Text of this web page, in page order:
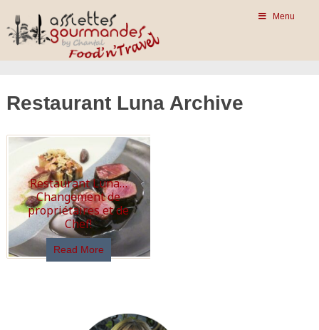
Menu
Restaurant Luna Archive
Restaurant Luna…
Changement de
propriétaires et de
Chef!
Read More